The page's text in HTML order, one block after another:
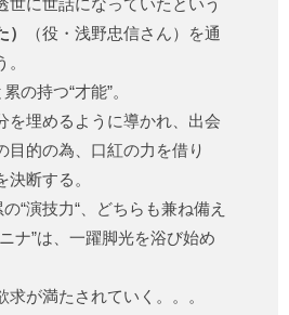
世に世話になっていたという
（役・浅野忠信さん）を通
の持つ“才能”。
を埋めるように導かれ、出会
目的の為、口紅の力を借り
断する。
“演技力“、どちらも兼ね備え
ナ”は、一躍脚光を浴び始め
求が満たされていく。。。